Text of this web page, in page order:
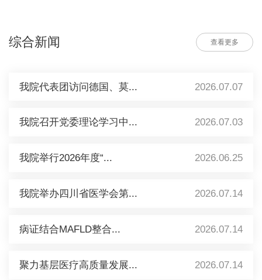
综合新闻 查看更多
我院代表团访问德国、莫... 2026.07.07
我院召开党委理论学习中... 2026.07.03
我院举行2026年度“... 2026.06.25
我院举办四川省医学会第... 2026.07.14
病证结合MAFLD整合... 2026.07.14
聚力基层医疗高质量发展... 2026.07.14